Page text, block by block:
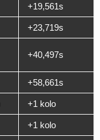
+19,561s
+23,719s
+40,497s
+58,661s
+1 kolo
+1 kolo